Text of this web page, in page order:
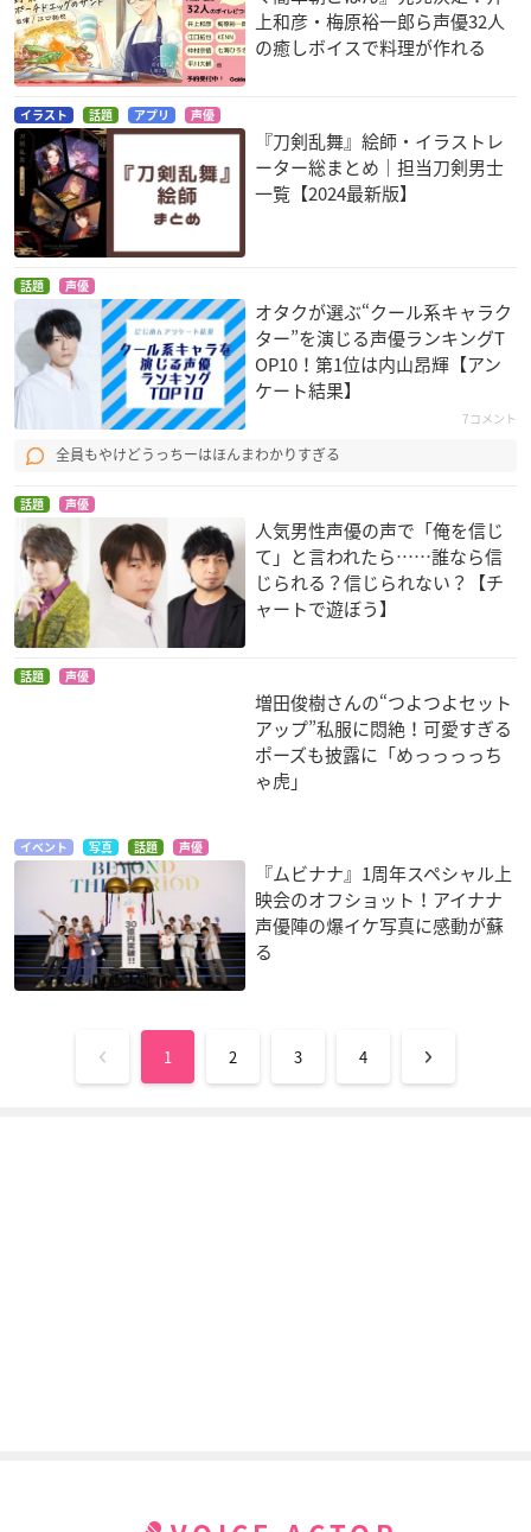
上和彦・梅原裕一郎ら声優32人
の癒しボイスで料理が作れる
イラスト 話題 アプリ 声優
『刀剣乱舞』絵師・イラストレ
ーター総まとめ｜担当刀剣男士
一覧【2024最新版】
話題 声優
オタクが選ぶ“クール系キャラク
ター”を演じる声優ランキングT
OP10！第1位は内山昂輝【アン
ケート結果】
7コメント
全員もやけどうっちーはほんまわかりすぎる
話題 声優
人気男性声優の声で「俺を信じ
て」と言われたら……誰なら信
じられる？信じられない？【チ
ャートで遊ぼう】
話題 声優
増田俊樹さんの“つよつよセット
アップ”私服に悶絶！可愛すぎる
ポーズも披露に「めっっっっち
ゃ虎」
イベント 写真 話題 声優
『ムビナナ』1周年スペシャル上
映会のオフショット！アイナナ
声優陣の爆イケ写真に感動が蘇
る
1 2 3 4